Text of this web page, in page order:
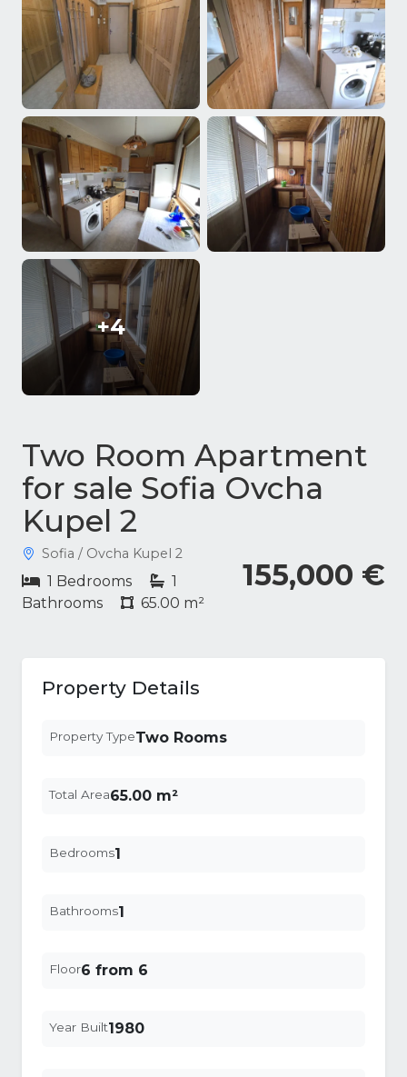
+4
Two Room Apartment
for sale Sofia Ovcha
Kupel 2
155,000 €
Sofia / Ovcha Kupel 2
1 Bedrooms
1
Bathrooms
65.00 m²
Property Details
Property TypeTwo Rooms
Total Area65.00 m²
Bedrooms1
Bathrooms1
Floor6 from 6
Year Built1980